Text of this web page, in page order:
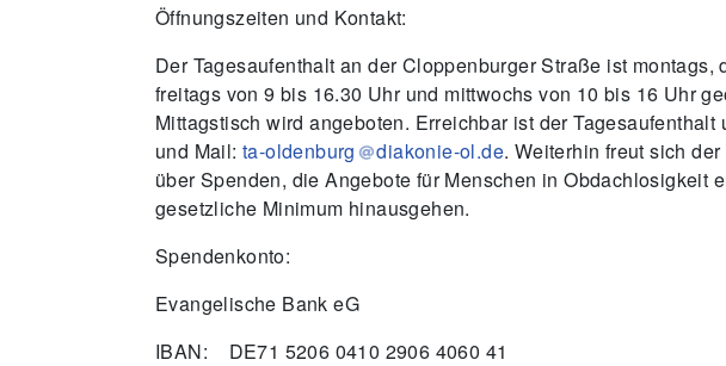
Öffnungszeiten und Kontakt:
Der Tagesaufenthalt an der Cloppenburger Straße ist montags,
freitags von 9 bis 16.30 Uhr und mittwochs von 10 bis 16 Uhr
Mittagstisch wird angeboten. Erreichbar ist der Tagesaufenthalt
und Mail:ta-oldenburg diakonie-ol.de. Weiterhin freut sich
über Spenden, die Angebote für Menschen in Obdachlosigkeit
gesetzliche Minimum hinausgehen.
Spendenkonto:
Evangelische Bank eG
IBAN: DE71 5206 0410 2906 4060 41